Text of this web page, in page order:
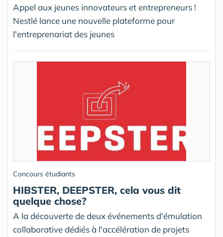
Appel aux jeunes innovateurs et entrepreneurs !
Nestlé lance une nouvelle plateforme pour
l'entreprenariat des jeunes
Concours étudiants
HIBSTER, DEEPSTER, cela vous dit
quelque chose?
A la découverte de deux événements d'émulation
collaborative dédiés à l'accélération de projets